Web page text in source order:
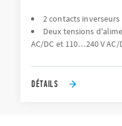
2 contacts inverseurs
Deux tensions
AC/DC et 110…240 V
DÉTAILS